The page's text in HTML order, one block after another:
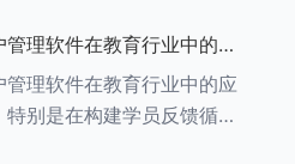
率及促进业务增长等多个方
以下是对客户管理软件在教
构中应用的具体探索：
、
管理软件在教育行业中的学
馈循环机制
管理软件在教育行业中的应
特别是在构建学员反馈循环